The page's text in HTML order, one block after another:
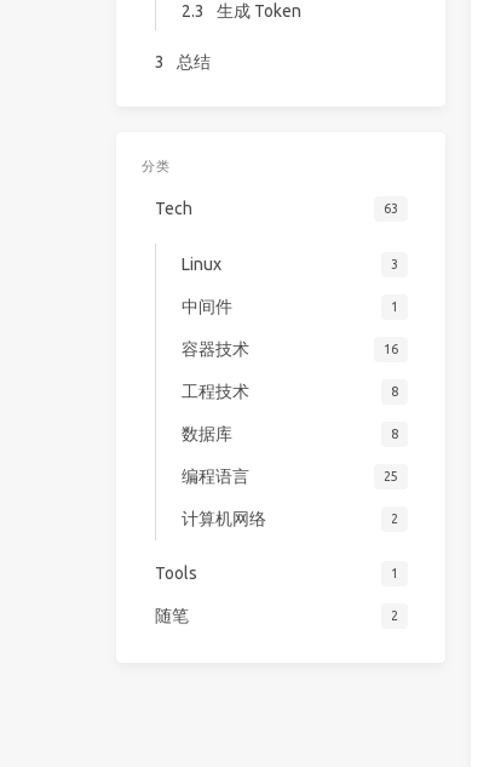
2.3
生成 Token
3 总结
分类
Tech 63
Linux 3
中间件 1
容器技术 16
工程技术 8
数据库 8
编程语言 25
计算机网络 2
Tools 1
随笔 2